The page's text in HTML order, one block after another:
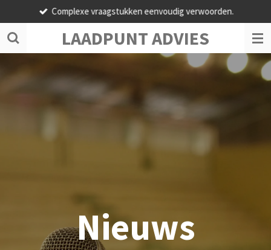
direct
naar
de
LAADPUNT ADVIES
Complexe vraagstukken eenvoudig verwoorden.
Nieuws